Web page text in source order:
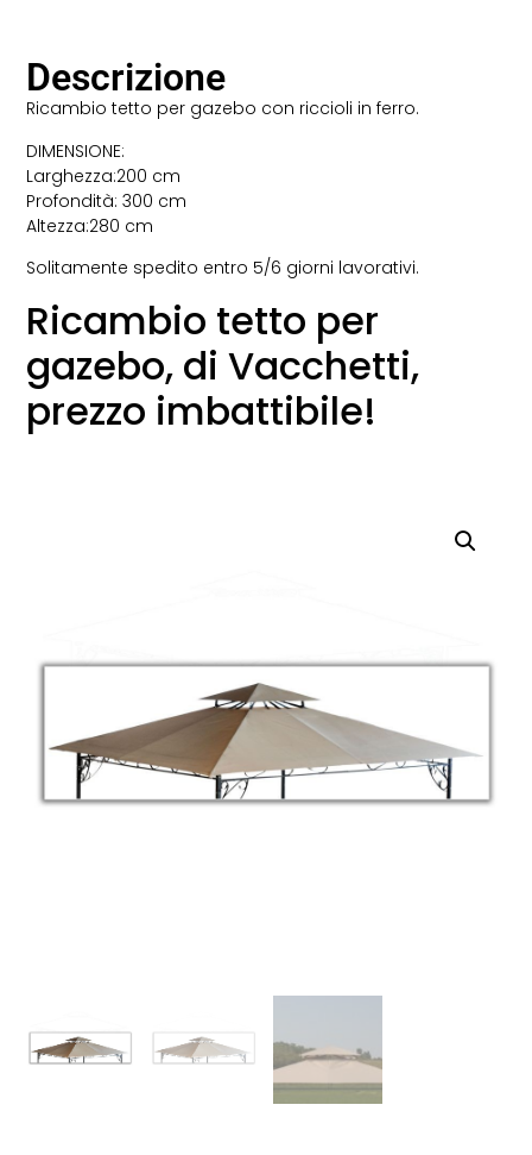
Descrizione
Ricambio tetto per gazebo con riccioli in ferro.
DIMENSIONE:
Larghezza:200 cm
Profondità: 300 cm
Altezza:280 cm
Solitamente spedito entro 5/6 giorni lavorativi.
Ricambio tetto per
gazebo, di Vacchetti,
prezzo imbattibile!